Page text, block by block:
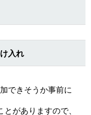
入れ
できそうか事前に
がありますので、